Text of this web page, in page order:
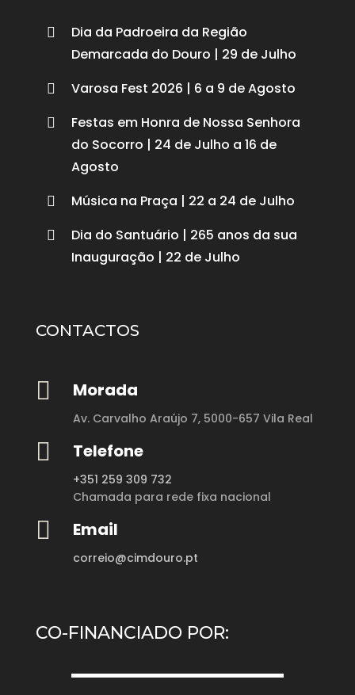

Dia da Padroeira da Região
Demarcada do Douro | 29 de Julho
 Varosa Fest 2026 | 6 a 9 de Agosto

Festas em Honra de Nossa Senhora
do Socorro | 24 de Julho a 16 de
Agosto
 Música na Praça | 22 a 24 de Julho

Dia do Santuário | 265 anos da sua
Inauguração | 22 de Julho
CONTACTOS
 Morada
Av. Carvalho Araújo 7, 5000-657 Vila Real
 Telefone
+351 259 309 732
Chamada para rede fixa nacional
 Email
correio@cimdouro.pt
CO-FINANCIADO POR: